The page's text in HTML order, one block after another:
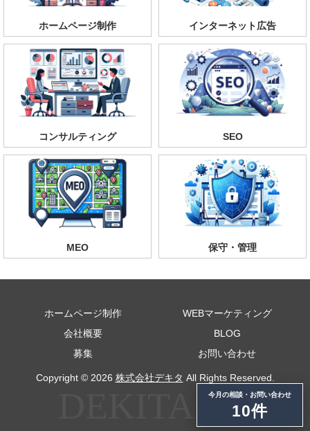
ホームページ制作 インターネット広告
コンサルティング SEO
MEO 保守・管理
ホームページ制作
WEBマーケティング
会社概要
BLOG
募集
お問い合わせ
Copyright © 2026 株式会社デキタ All Rights Reserved.
今月の相談・お問い合わせ
10件